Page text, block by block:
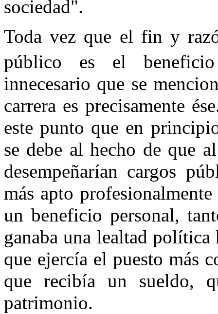
sociedad".
Toda vez que el fin y
público es el
innecesario que se
carrera es precisamente
este punto que en
se debe al hecho de que
desempeñarían cargos
más apto
un beneficio personal,
ganaba una lealtad
que ejercía el puesto más
que recibía un sueldo,
patrimonio.